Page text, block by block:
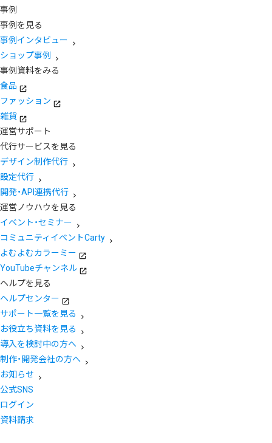
事例
事例を見る
事例インタビュー
ショップ事例
事例資料をみる
食品
ファッション
雑貨
運営サポート
代行サービスを見る
デザイン制作代行
設定代行
開発・API連携代行
運営ノウハウを見る
イベント・セミナー
コミュニティイベントCarty
よむよむカラーミー
YouTubeチャンネル
ヘルプを見る
ヘルプセンター
サポート一覧を見る
お役立ち資料を見る
導入を検討中の方へ
制作・開発会社の方へ
お知らせ
公式SNS
ログイン
資料請求